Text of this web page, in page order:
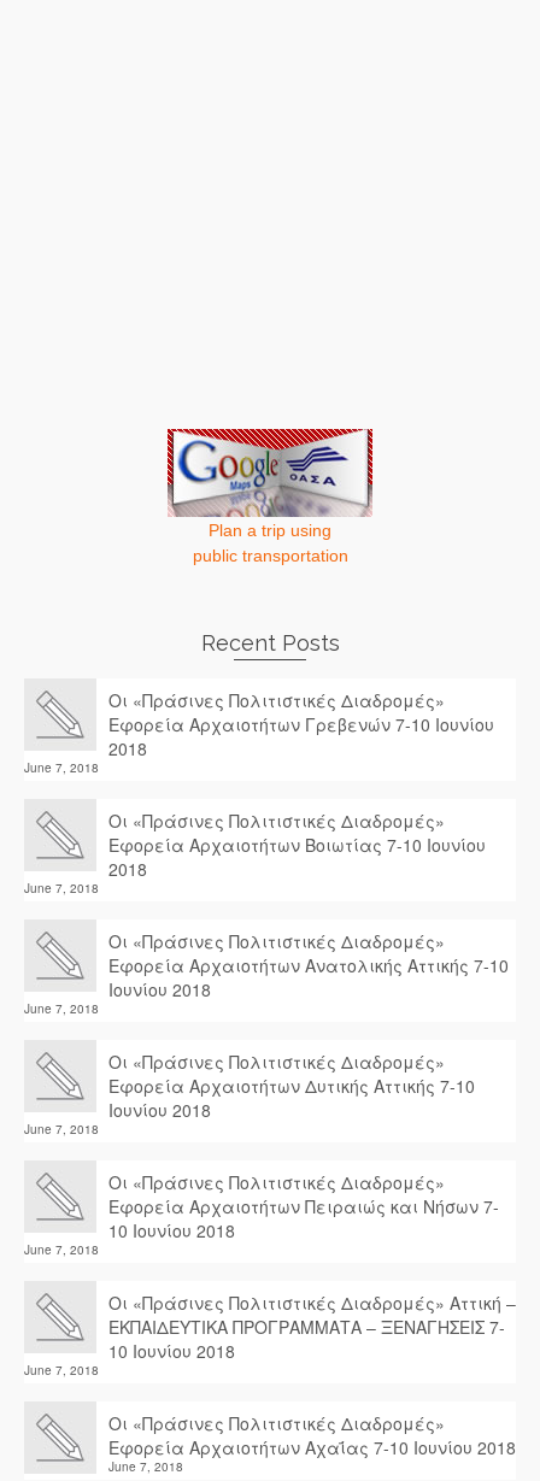
Plan a trip using
public transportation
Recent Posts
Οι «Πράσινες Πολιτιστικές Διαδρομές»
Εφορεία Αρχαιοτήτων Γρεβενών 7-10 Ιουνίου
2018
June 7, 2018
Οι «Πράσινες Πολιτιστικές Διαδρομές»
Εφορεία Αρχαιοτήτων Βοιωτίας 7-10 Ιουνίου
2018
June 7, 2018
Οι «Πράσινες Πολιτιστικές Διαδρομές»
Εφορεία Αρχαιοτήτων Ανατολικής Αττικής 7-10
Ιουνίου 2018
June 7, 2018
Οι «Πράσινες Πολιτιστικές Διαδρομές»
Εφορεία Αρχαιοτήτων Δυτικής Αττικής 7-10
Ιουνίου 2018
June 7, 2018
Οι «Πράσινες Πολιτιστικές Διαδρομές»
Εφορεία Αρχαιοτήτων Πειραιώς και Νήσων 7-
10 Ιουνίου 2018
June 7, 2018
Οι «Πράσινες Πολιτιστικές Διαδρομές» Αττική –
ΕΚΠΑΙΔΕΥΤΙΚΑ ΠΡΟΓΡΑΜΜΑΤΑ – ΞΕΝΑΓΗΣΕΙΣ 7-
10 Ιουνίου 2018
June 7, 2018
Οι «Πράσινες Πολιτιστικές Διαδρομές»
Εφορεία Αρχαιοτήτων Αχαΐας 7-10 Ιουνίου 2018
June 7, 2018